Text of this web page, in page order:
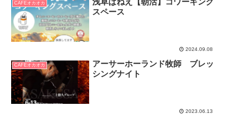
CAFEオカオカ
スペース
2024.09.08
CAFEオカオカ
アーサーホーランド牧師 ブレッ
シングナイト
2023.06.13